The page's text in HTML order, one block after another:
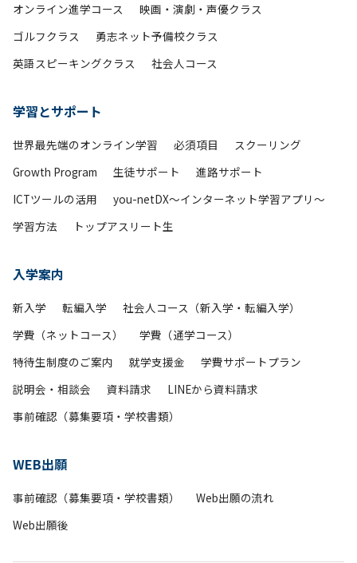
オンライン進学コース
映画・演劇・声優クラス
ゴルフクラス
勇志ネット予備校クラス
英語スピーキングクラス
社会人コース
学習とサポート
世界最先端のオンライン学習 必須項目
スクーリング
Growth Program
生徒サポート
進路サポート
ICTツールの活用
you-netDX～インターネット学習アプリ～
学習方法
トップアスリート生
入学案内
新入学 転編入学
社会人コース（新入学・転編入学）
学費（ネットコース）
学費（通学コース）
特待生制度のご案内
就学支援金
学費サポートプラン
説明会・相談会
資料請求
LINEから資料請求
事前確認（募集要項・学校書類）
WEB出願
事前確認（募集要項・学校書類）
Web出願の流れ
Web出願後